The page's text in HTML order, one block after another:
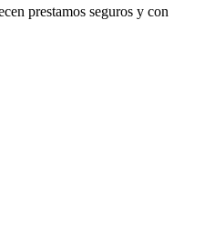
prestamos seguros y con